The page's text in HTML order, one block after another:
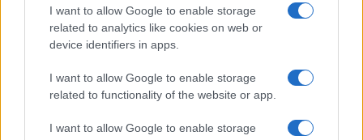
I want to allow Google to enable storage
related to analytics like cookies on web or
device identifiers in apps.
I want to allow Google to enable storage
related to functionality of the website or app.
I want to allow Google to enable storage
di stipendio.
Se puoi permetterti i costi dell’istruzione superiore,
ne vale sicuramente la pena. Dovresti essere in
grado di recuperare i costi in circa un anno circa.
Differenza salariale tipica per istruzione